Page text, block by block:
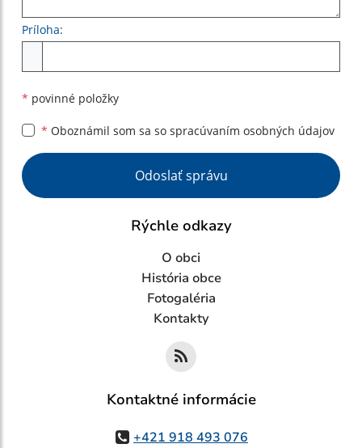
Príloha:
* povinné položky
* Oboznámil som sa so spracúvaním osobných údajov
Google reCaptcha Response
Odoslať správu
Rýchle odkazy
O obci
História obce
Fotogaléria
Kontakty
Kontaktné informácie
+421 918 493 076